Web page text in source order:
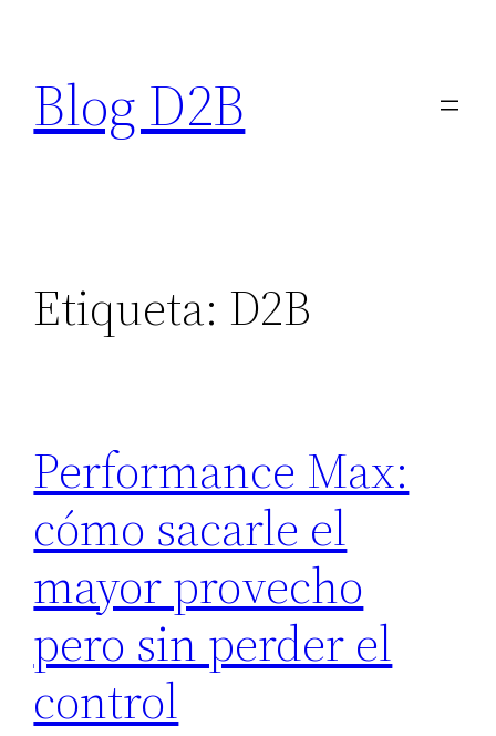
contenido
Blog D2B
Etiqueta: D2B
Performance Max:
cómo sacarle el
mayor provecho
pero sin perder el
control